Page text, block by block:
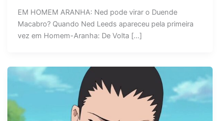
EM HOMEM ARANHA: Ned pode virar o Duende
Macabro? Quando Ned Leeds apareceu pela primeira
vez em Homem-Aranha: De Volta […]